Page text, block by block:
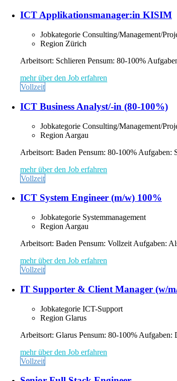
ICT Applikationsmanager:in KISIM
Jobkategorie Consulting/Management/
Region Zürich
Arbeitsort: Schlieren Pensum: 80-100%
mehr über den Job erfahren
Vollzeit
ICT Business Analyst/-in (80-100%)
Jobkategorie Consulting/Management/
Region Aargau
Arbeitsort: Baden Pensum: 80-100% Aufgaben:
mehr über den Job erfahren
Vollzeit
ICT System Engineer (m/w) 100%
Jobkategorie Systemmanagement
Region Aargau
Arbeitsort: Baden Pensum: Vollzeit Aufgaben:
mehr über den Job erfahren
Vollzeit
IT Supporter & Client Manager (w/
Jobkategorie ICT-Support
Region Glarus
Arbeitsort: Glarus Pensum: 80-100% Aufgaben:
mehr über den Job erfahren
Vollzeit